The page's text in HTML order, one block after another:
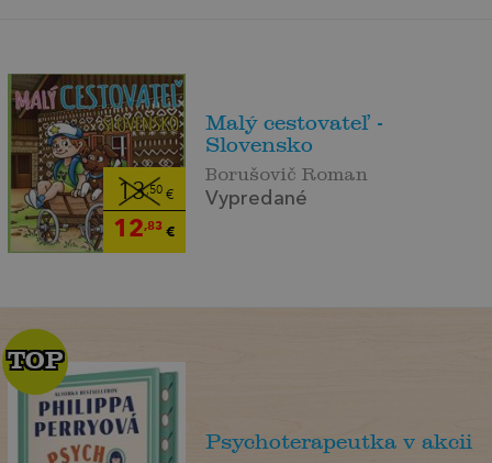
13,50€
12,83€
Malý cestovateľ -
Slovensko
Borušovič Roman
Vypredané
TOP
TOP
Psychoterapeutka v akcii